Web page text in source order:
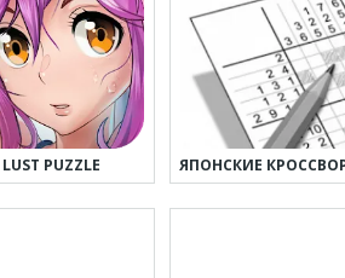
LUST PUZZLE